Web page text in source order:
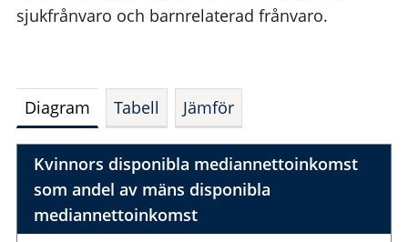
sjukfrånvaro och barnrelaterad frånvaro.
Diagram Tabell Jämför
Kvinnors disponibla mediannettoinkomst
som andel av mäns disponibla
mediannettoinkomst